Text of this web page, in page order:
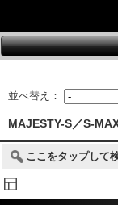
並べ替え：
MAJESTY-S／S-
ここをタップして